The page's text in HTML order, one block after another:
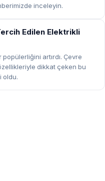
inceleyin.
Edilen Elektrikli
artırdı. Çevre
dikkat çeken bu
oldu.